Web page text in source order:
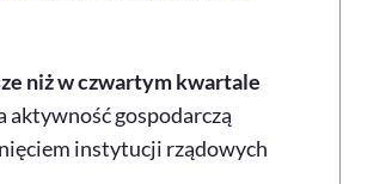
niż w czwartym kwartale
aktywność gospodarczą
instytucji rządowych